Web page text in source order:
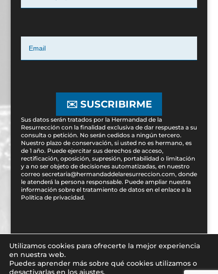
✉️ SUSCRIBIRME
Sus datos serán tratados por la Hermandad de la
Resurrección con la finalidad exclusiva de dar respuesta a su
consulta o petición. No serán cedidos a ningún tercero.
Nuestro plazo de conservación, si usted no es hermano, es
de 1 año. Puede ejercitar sus derechos de acceso,
rectificación, oposición, supresión, portabilidad o limitación
y a no ser objeto de decisiones automatizadas, en nuestro
correo secretaria@hermandaddelaresurreccion.com, donde
le atenderá la persona responsable. Puede ampliar nuestra
información sobre el tratamiento de datos en el enlace a la
Política de privacidad.
Diseñado poriNova Cloud. 2019 © Todos los derechos
Utilizamos cookies para ofrecerte la mejor experiencia
en nuestra web.
Puedes aprender más sobre qué cookies utilizamos o
desactivarlas en los ajustes.